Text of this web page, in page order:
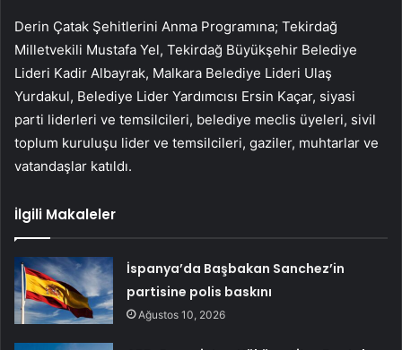
Derin Çatak Şehitlerini Anma Programına; Tekirdağ
Milletvekili Mustafa Yel, Tekirdağ Büyükşehir Belediye
Lideri Kadir Albayrak, Malkara Belediye Lideri Ulaş
Yurdakul, Belediye Lider Yardımcısı Ersin Kaçar, siyasi
parti liderleri ve temsilcileri, belediye meclis üyeleri, sivil
toplum kuruluşu lider ve temsilcileri, gaziler, muhtarlar ve
vatandaşlar katıldı.
İlgili Makaleler
İspanya’da Başbakan Sanchez’in
partisine polis baskını
Ağustos 10, 2026